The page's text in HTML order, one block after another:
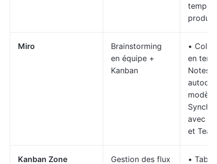
temps
Miro
Brainstorming
en équipe +
Kanban
•
en
Notes
avec
et
Kanban Zone
Gestion des flux
•